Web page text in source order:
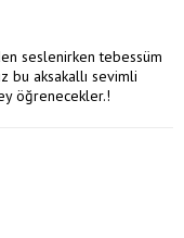
seslenirken tebessüm
bu aksakallı sevimli
öğrenecekler.!